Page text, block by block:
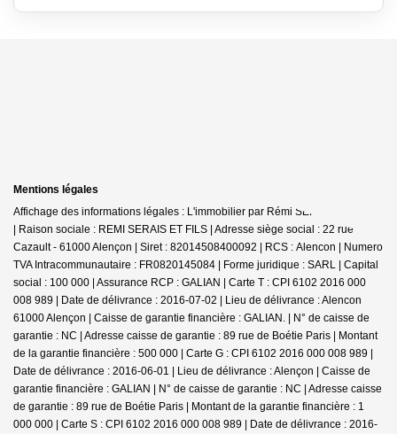
Mentions légales
Affichage des informations légales : L'immobilier par Rémi SERAIS - Alençon
| Raison sociale : REMI SERAIS ET FILS | Adresse siège social : 22 rue
Cazault - 61000 Alençon | Siret : 82014508400092 | RCS : Alencon | Numero
TVA Intracommunautaire : FR0820145084 | Forme juridique : SARL | Capital
social : 100 000 | Assurance RCP : GALIAN | Carte T : CPI 6102 2016 000
008 989 | Date de délivrance : 2016-07-02 | Lieu de délivrance : Alencon
61000 Alençon | Caisse de garantie financière : GALIAN. | N° de caisse de
garantie : NC | Adresse caisse de garantie : 89 rue de Boétie Paris | Montant
de la garantie financière : 500 000 | Carte G : CPI 6102 2016 000 008 989 |
Date de délivrance : 2016-06-01 | Lieu de délivrance : Alençon | Caisse de
garantie financière : GALIAN | N° de caisse de garantie : NC | Adresse caisse
de garantie : 89 rue de Boétie Paris | Montant de la garantie financière : 1
000 000 | Carte S : CPI 6102 2016 000 008 989 | Date de délivrance : 2016-